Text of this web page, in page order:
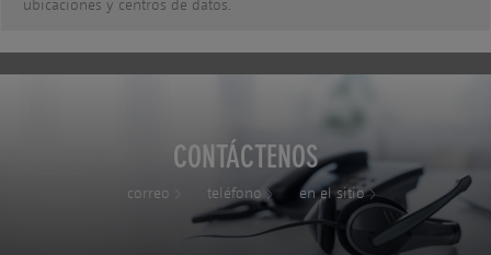
ubicaciones y centros de datos.
CONTÁCTENOS
correo teléfono en el sitio